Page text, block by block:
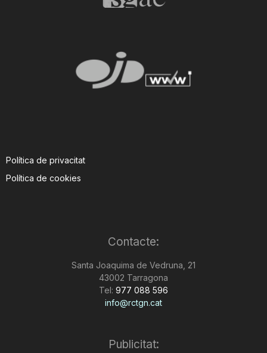
Política de privacitat
Política de cookies
Contacte:
Santa Joaquima de Vedruna, 21
43002 Tarragona
Tel: 977 088 596
info@rctgn.cat
Publicitat: